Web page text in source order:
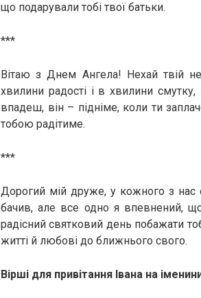
що подарували тобі твої батьки.
***
Вітаю з Днем Ангела! Нехай твій
хвилини радості і в хвилини
впадеш, він – підніме, коли ти
тобою радітиме.
***
Дорогий мій друже, у кожного з нас
бачив, але все одно я впевнений,
радісний святковий день побажати
житті й любові до ближнього свого.
Вірші для привітання Івана на